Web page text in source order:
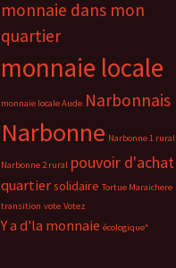
monnaie dans mon
quartier
monnaie locale
monnaie locale Aude Narbonnais
Narbonne Narbonne 1 rural
Narbonne 2 rural pouvoir d'achat
quartiersolidaire Tortue Maraichere
transition vote Votez
Y a d'la monnaie écologique*